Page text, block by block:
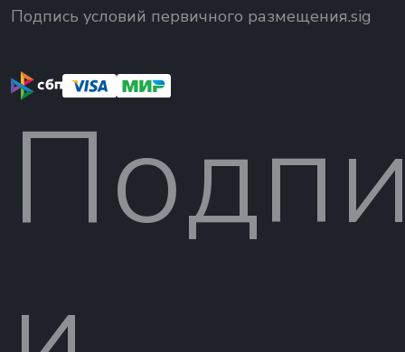
Подпись условий первичного размещения.sig